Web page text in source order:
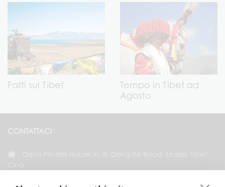
Fatti sul Tibet
Tempo in Tibet ad
Agosto
CONTATTACI